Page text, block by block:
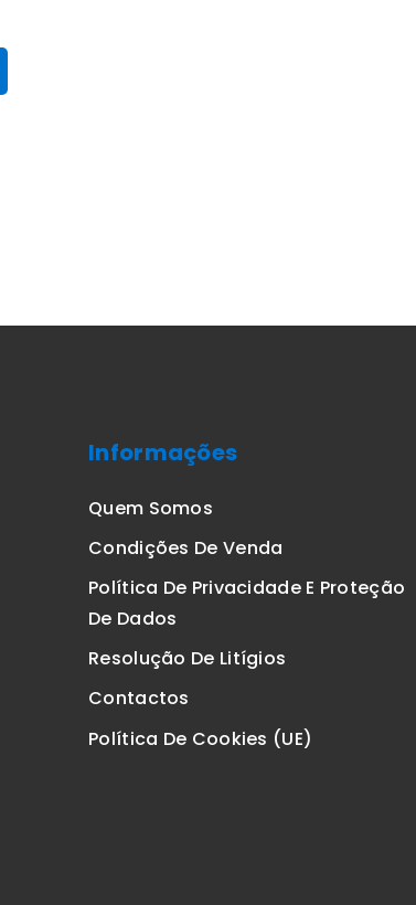
Informações
Quem Somos
Condições De Venda
Política De Privacidade E Proteção
De Dados
Resolução De Litígios
Contactos
Política De Cookies (UE)